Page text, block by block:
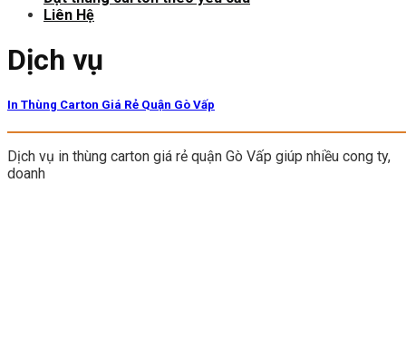
Liên Hệ
Dịch vụ
In Thùng Carton Giá Rẻ Quận Gò Vấp
Dịch vụ in thùng carton giá rẻ quận Gò Vấp giúp nhiều cong ty,
doanh